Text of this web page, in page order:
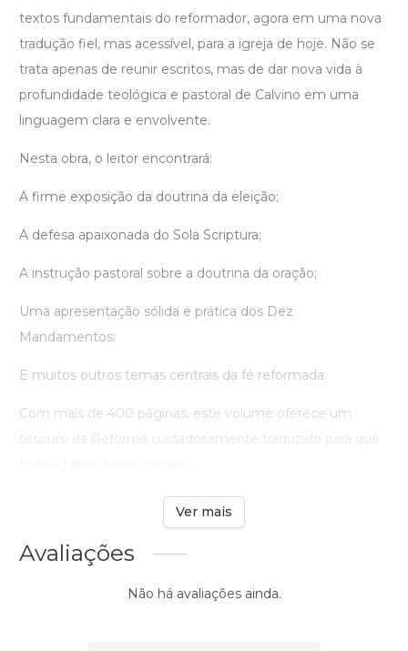
textos fundamentais do reformador, agora em uma nova
tradução fiel, mas acessível, para a igreja de hoje. Não se
trata apenas de reunir escritos, mas de dar nova vida à
profundidade teológica e pastoral de Calvino em uma
linguagem clara e envolvente.
Nesta obra, o leitor encontrará:
A firme exposição da doutrina da eleição;
A defesa apaixonada do Sola Scriptura;
A instrução pastoral sobre a doutrina da oração;
Uma apresentação sólida e prática dos Dez
Mandamentos;
E muitos outros temas centrais da fé reformada.
Com mais de 400 páginas, este volume oferece um
tesouro da Reforma cuidadosamente traduzido para que
Ver mais
Avaliações
Não há avaliações ainda.